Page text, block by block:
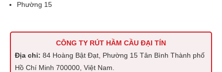
Phường 15
CÔNG TY RÚT HẦM CẦU ĐẠI TÍN
Địa chỉ: 84 Hoàng Bật Đạt, Phường 15 Tân Bình Thành phố
Hồ Chí Minh 700000, Việt Nam.